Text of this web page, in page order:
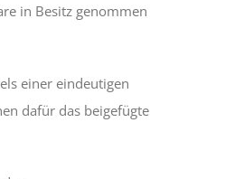
in Besitz genommen
einer eindeutigen
dafür das beigefügte